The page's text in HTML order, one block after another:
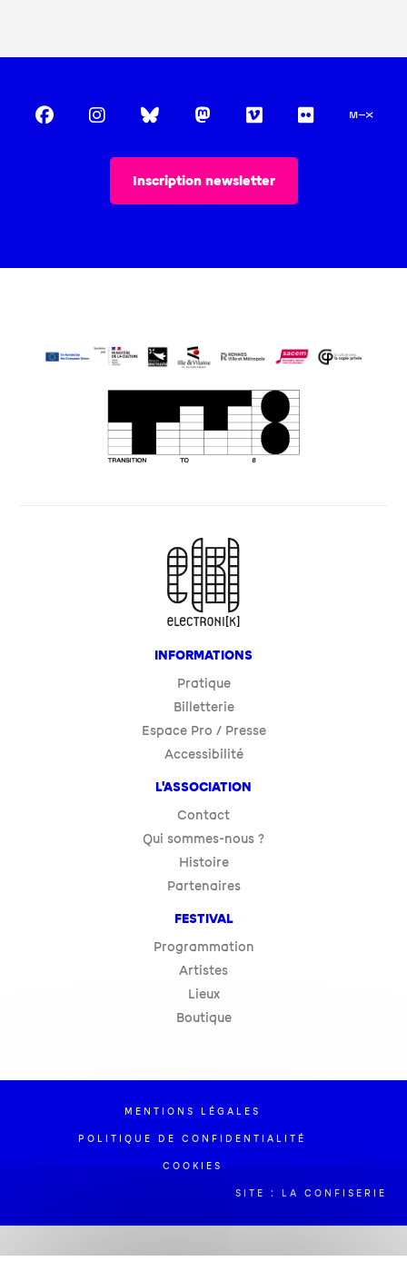
Inscription newsletter
INFORMATIONS
Pratique
Billetterie
Espace Pro / Presse
Accessibilité
L'ASSOCIATION
Contact
Qui sommes-nous ?
Histoire
Partenaires
FESTIVAL
Programmation
Artistes
Lieux
Boutique
MENTIONS LÉGALES
POLITIQUE DE CONFIDENTIALITÉ
COOKIES
SITE : LA CONFISERIE